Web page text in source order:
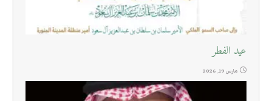
عيد الفطر
مارس 19, 2026